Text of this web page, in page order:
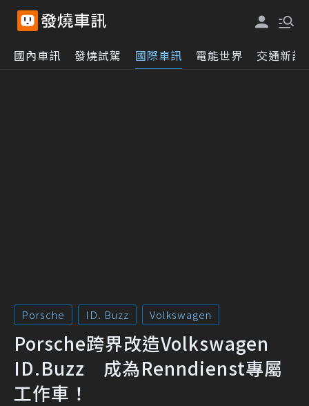
國內車訊 發燒試駕 國際車訊 電能世界 交通新訊
Porsche ID. Buzz Volkswagen
Porsche跨界改造Volkswagen
ID.Buzz 成為Renndienst專屬
工作車！